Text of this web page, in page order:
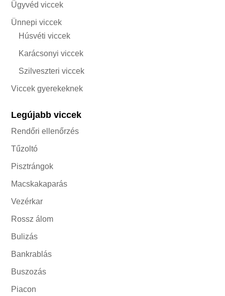
Ügyvéd viccek
Ünnepi viccek
Húsvéti viccek
Karácsonyi viccek
Szilveszteri viccek
Viccek gyerekeknek
Legújabb viccek
Rendőri ellenőrzés
Tűzoltó
Pisztrángok
Macskakaparás
Vezérkar
Rossz álom
Bulizás
Bankrablás
Buszozás
Piacon